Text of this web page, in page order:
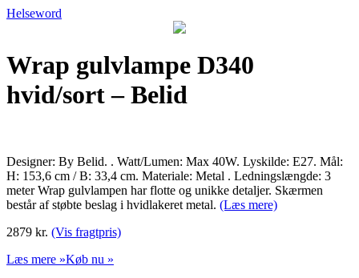
Helseword
Wrap gulvlampe D340
hvid/sort – Belid
Designer: By Belid. . Watt/Lumen: Max 40W. Lyskilde: E27. Mål:
H: 153,6 cm / B: 33,4 cm. Materiale: Metal . Ledningslængde: 3
meter Wrap gulvlampen har flotte og unikke detaljer. Skærmen
består af støbte beslag i hvidlakeret metal. (Læs mere)
2879 kr. (Vis fragtpris)
Læs mere »Køb nu »